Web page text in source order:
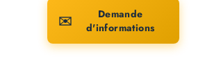
✉️
Demande
d'informations